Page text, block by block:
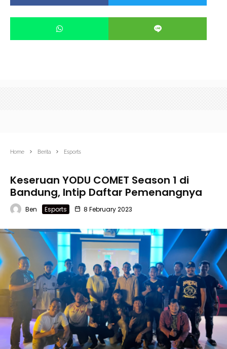
Home Berita Esports
Keseruan YODU COMET Season 1 di
Bandung, Intip Daftar Pemenangnya
Ben Esports 8 February 2023